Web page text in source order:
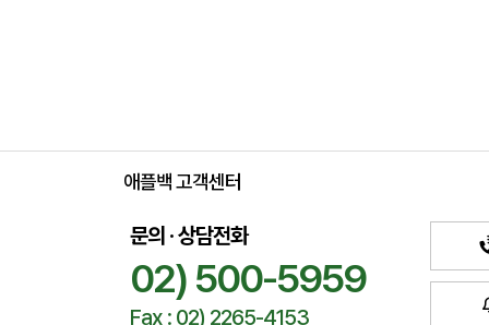
애플백 고객센터
문의 · 상담전화
02) 500-5959
Fax : 02) 2265-4153